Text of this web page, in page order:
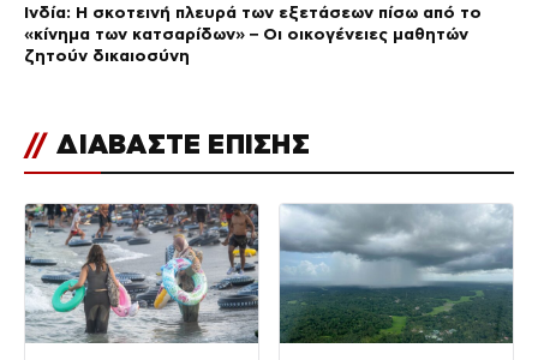
Ινδία: Η σκοτεινή πλευρά των εξετάσεων πίσω από το
«κίνημα των κατσαρίδων» – Οι οικογένειες μαθητών
ζητούν δικαιοσύνη
// ΔΙΑΒΑΣΤΕ ΕΠΙΣΗΣ